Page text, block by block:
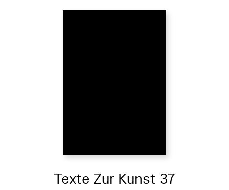
Texte Zur Kunst 37